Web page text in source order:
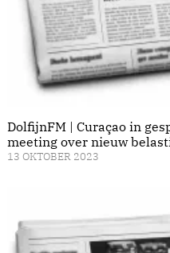
DolfijnFM | Curaçao in
meeting over nieuw
13 OKTOBER 2023